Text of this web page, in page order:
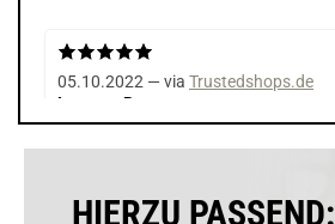
05.10.2022 — via Trustedshops.de
Levente B.
HIERZU PASSEND: